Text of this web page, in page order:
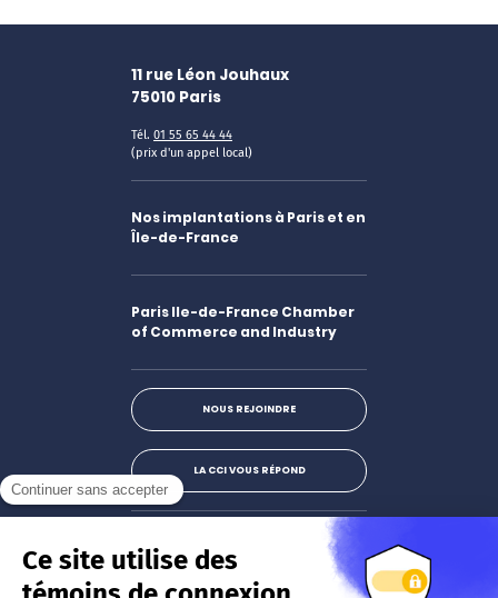
11 rue Léon Jouhaux
75010 Paris
Tél. 01 55 65 44 44
(prix d'un appel local)
Nos implantations à Paris et en
Île-de-France
Paris Ile-de-France Chamber
of Commerce and Industry
NOUS REJOINDRE
LA CCI VOUS RÉPOND
Instagram
S'abonner à la newsletter